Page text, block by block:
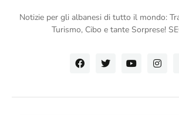
Notizie per gli albanesi di tutto il mondo:
Turismo, Cibo e tante Sorprese!